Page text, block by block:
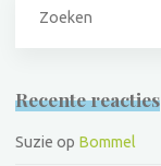
Recente reacties
Suzie op Bommel